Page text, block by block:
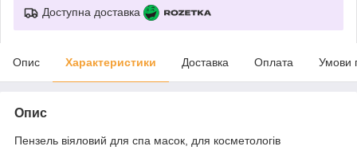
Доступна доставка
Опис Характеристики Доставка Оплата Умови
Опис
Пензель віяловий для спа масок, для косметологів